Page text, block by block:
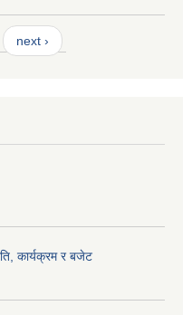
next ›
कार्यक्रम र बजेट